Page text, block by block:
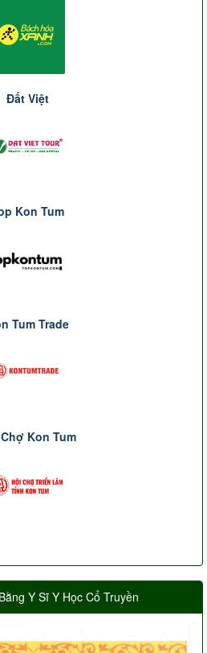
Đất Việt
Kon Tum
Tum Trade
Kon Tum
Y Sĩ Y Học Cổ Truyền